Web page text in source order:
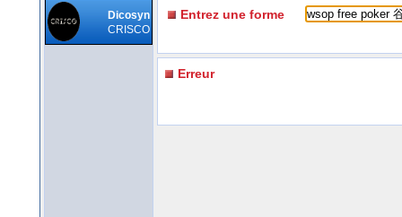
Dicosyn
CRISCO
Entrez une forme
Erreur